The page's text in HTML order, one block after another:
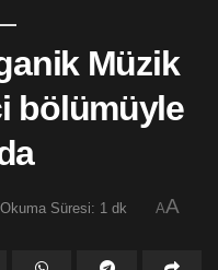
Müzik
bölümüyle
Okuma Süresi: 1 dk AA